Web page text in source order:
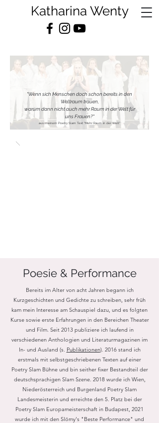
Katharina Wenty
"Wenn sich Menschen doch schon bereits in den
Weltraum trauen,
warum dann nicht auch mehr Raum in der Welt für
uns Frauen?"
aus meinem Poetry Slam Text "Mehr Raum in der Welt"
Poesie & Performance
Bereits im Alter von acht Jahren begann ich
Kurzgeschichten und Gedichte zu schreiben, sehr früh
kam mein Interesse am Schauspiel dazu, und es folgten
Kurse sowie erste Erfahrungen in den Bereichen Theater
und Film. Seit 2013 publiziere ich laufend in
verschiedenen Anthologien und Literaturmagazinen im
In- und Ausland (s. Publikationen). 2016 stand ich
erstmals mit selbstgeschriebenen Texten auf einer
Poetry Slam Bühne und bin seither fixer Bestandteil der
deutschsprachigen Slam Szene. 2018 wurde ich Wien,
Niederösterreich und Burgenland Poetry Slam
Landesmeisterin und erreichte den 5. Platz bei der
Poetry Slam Europameisterschaft in Budapest, 2021
wurde ich mit den Slömy's "Beste Performance" und